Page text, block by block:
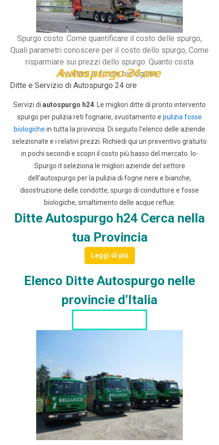
Spurgo costo: Come quantificare il costo delle spurgo,
Quali parametri conoscere per il costo dello spurgo, Come
risparmiare sui prezzi dello spurgo. Quanto costa
svuotare le fosse biologiche.
Autospurgo 24 ore
Ditte e Servizio di Autospurgo 24 ore
Servizi di autospurgo h24 . Le migliori ditte di pronto intervento
spurgo per pulizia reti fognarie, svuotamento e pulizia fosse
biologiche in tutta la provincia. Di seguito l’elenco delle aziende
selezionate e i relativi prezzi. Richiedi qui un preventivo gratuito
in pochi secondi e scopri il costo più basso del mercato.
Io-
Spurgo.it seleziona le migliori aziende del settore
dell’autospurgo per la pulizia di fogne nere e bianche,
disostruzione delle condotte, spurgo di conduttore e fosse
biologiche, smaltimento delle acque reflue.
Ditte Autospurgo h24 Cerca nella
tua Provincia
Leggi di più
Elenco Ditte Autospurgo nelle
provincie d’Italia